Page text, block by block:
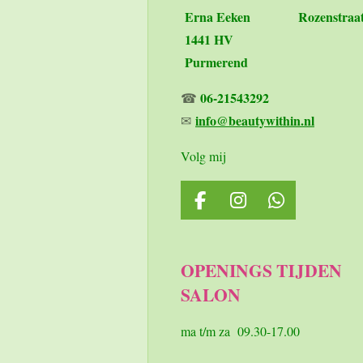
Erna Eeken
1441 HV
Purmerend
☎ 06-21543292
✉ info@beautywithin.nl
Volg mij
F
a
b
o
k
I
n
a
g
r
a
m
W
h
s
p
OPENINGS TIJDEN
SALON
ma t/m za 09.30-17.00